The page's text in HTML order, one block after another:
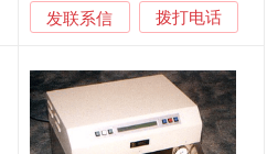
发联系信 拨打电话